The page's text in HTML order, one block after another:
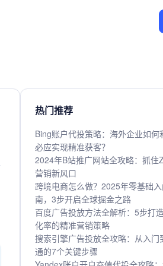
热门推荐
Bing账户代投策略：海外企业如何
必应实现精准获客？
2024年B站推广网站全攻略：抓住
营销新风口
跨境电商怎么做？2025年零基础
南，3步开启全球掘金之路
百度广告投放方法全解析：5步打
化率的精准营销策略
搜索引擎广告投放全攻略：从入门
通的7个关键步骤